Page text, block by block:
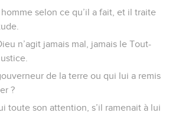
selon ce qu’il a fait, et il traite
n’agit jamais mal, jamais le Tout-
de la terre ou qui lui a remis
?
toute son attention, s’il ramenait à lui